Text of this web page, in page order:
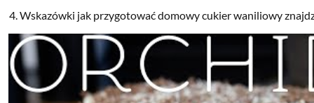
Wskazówki jak przygotować domowy cukier waniliowy